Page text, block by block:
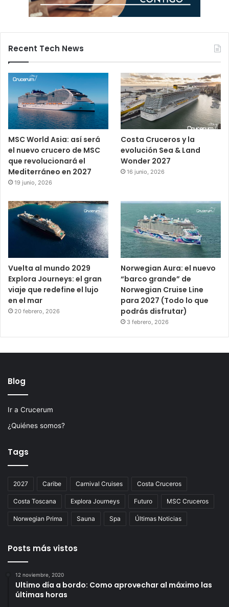
Recent Tech News
MSC World Asia: así será
el nuevo crucero de MSC
que revolucionará el
Mediterráneo en 2027
19 junio, 2026
Costa Cruceros y la
evolución Sea & Land
Wonder 2027
16 junio, 2026
Vuelta al mundo 2029
Explora Journeys: el gran
viaje que redefine el lujo
en el mar
20 febrero, 2026
Norwegian Aura: el nuevo
“barco grande” de
Norwegian Cruise Line
para 2027 (Todo lo que
podrás disfrutar)
3 febrero, 2026
Blog
Ir a Crucerum
¿Quiénes somos?
Tags
2027 Caribe Carnival Cruises Costa Cruceros
Costa Toscana Explora Journeys Futuro MSC Cruceros
Norwegian Prima Sauna Spa Últimas Noticias
Posts más vistos
12 noviembre, 2020
Ultimo día a bordo: Como aprovechar al máximo las
últimas horas